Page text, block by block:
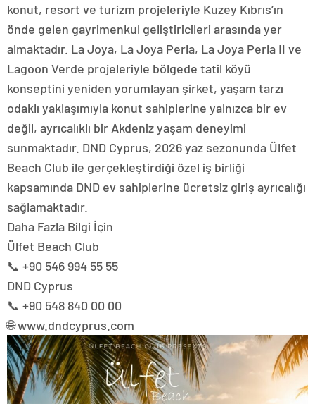
konut, resort ve turizm projeleriyle Kuzey Kıbrıs’ın
önde gelen gayrimenkul geliştiricileri arasında yer
almaktadır. La Joya, La Joya Perla, La Joya Perla II ve
Lagoon Verde projeleriyle bölgede tatil köyü
konseptini yeniden yorumlayan şirket, yaşam tarzı
odaklı yaklaşımıyla konut sahiplerine yalnızca bir ev
değil, ayrıcalıklı bir Akdeniz yaşam deneyimi
sunmaktadır. DND Cyprus, 2026 yaz sezonunda Ülfet
Beach Club ile gerçekleştirdiği özel iş birliği
kapsamında DND ev sahiplerine ücretsiz giriş ayrıcalığı
sağlamaktadır.
Daha Fazla Bilgi İçin
Ülfet Beach Club
📞 +90 546 994 55 55
DND Cyprus
📞 +90 548 840 00 00
🌐 www.dndcyprus.com